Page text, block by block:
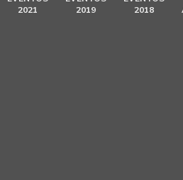
2021
2019
2018